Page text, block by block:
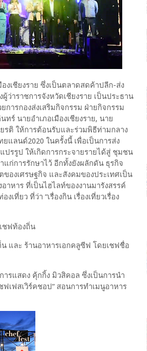
ยงราย ซึ่งเป็นตลาดสดค้าปลีก-ส่ง
าราชการจังหวัดเชียงราย เป็นประธาน
ารกองส่งเสริมกิจกรรม ฝ่ายกิจกรรม
ร์ นายอำเภอเมืองเชียงราย, นาย
รติ ให้การต้อนรับและร่วมพิธีท่ามกลาง
แลนด์2020 ในครั้งนี้ เพื่อเป็นการส่ง
ปรรูป ให้เกิดการกระจายรายได้สู่ ชุมชน
ก่การรักษาไว้ อีกทั้งยังผลักดัน ธุรกิจ
องเศรษฐกิจ และสังคมของประเทศเป็น
าหาร ที่เป็นไฮไลท์ของงานมารังสรรค์
ที่ยว ที่ว่า “เรื่องกิน เรื่องเที่ยวเรื่อง
ชฟท้องถิ่น
และ ร้านอาหารเอกคลูซีฟ โดยเชฟชื่อ
รแสดง คุ้กกิ้ง มิวสิคอล ซึ่งเป็นการนำ
เฟสเวิร์คชอป” สอนการทำเมนูอาหาร